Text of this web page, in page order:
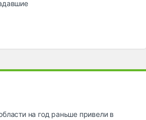
на год раньше привели в